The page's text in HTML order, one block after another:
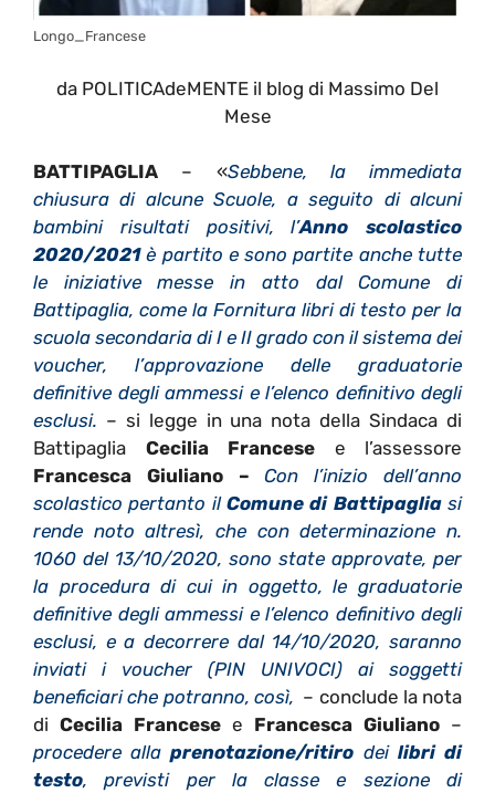
Longo_Francese
da POLITICAdeMENTE il blog di Massimo Del
Mese
BATTIPAGLIA – «Sebbene, la immediata
chiusura di alcune Scuole, a seguito di alcuni
bambini risultati positivi, l’Anno scolastico
2020/2021è partito e sono partite anche tutte
le iniziative messe in atto dal Comune di
Battipaglia, come la Fornitura libri di testo per la
scuola secondaria di I e II grado con il sistema dei
voucher, l’approvazione delle graduatorie
definitive degli ammessi e l’elenco definitivo degli
esclusi. – si legge in una nota della Sindaca di
Battipaglia Cecilia Francese e l’assessore
Francesca Giuliano –
Con l’inizio dell’anno
scolastico pertanto il Comune di Battipagliasi
rende noto altresì, che con determinazione n.
1060 del 13/10/2020, sono state approvate, per
la procedura di cui in oggetto, le graduatorie
definitive degli ammessi e l’elenco definitivo degli
esclusi, e a decorrere dal 14/10/2020, saranno
inviati i voucher (PIN UNIVOCI) ai soggetti
beneficiari che potranno, così, – conclude la nota
di Cecilia Francese e Francesca Giuliano –
procedere allaprenotazione/ritiro dei libri di
testo, previsti per la classe e sezione di